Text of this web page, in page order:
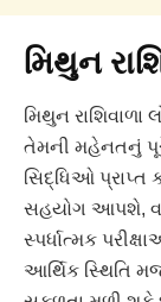
મિથુન
મિથુન રાશિવાળા
તેમની મહેનતનું
સિદ્ધિઓ પ્રાપ્ત
સહયોગ આપશે,
સ્પર્ધાત્મક
આર્થિક સ્થિતિ